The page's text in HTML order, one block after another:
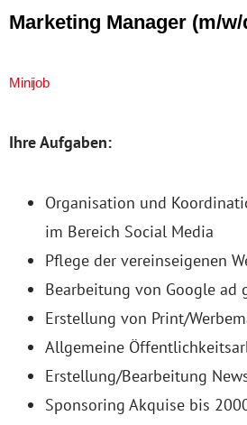
Marketing Manager (m/w/
Minijob
Ihre Aufgaben:
Organisation und
im Bereich Social Media
Pflege der vereinseigenen
Bearbeitung von Google ad
Erstellung von Print/
Allgemeine
Erstellung/Bearbeitung
Sponsoring Akquise bis